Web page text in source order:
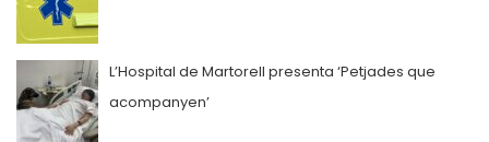
L’Hospital de Martorell presenta ‘Petjades que
acompanyen’